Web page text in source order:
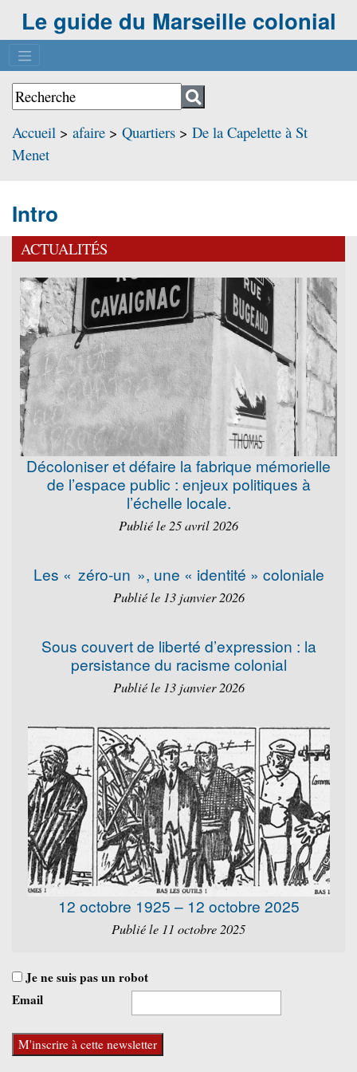
Le guide du Marseille colonial
Accueil > afaire > Quartiers > De la Capelette à St
Menet
Intro
ACTUALITÉS
Décoloniser et défaire la fabrique mémorielle
de l’espace public : enjeux politiques à
l’échelle locale.
Publié le 25 avril 2026
Les « zéro-un », une « identité » coloniale
Publié le 13 janvier 2026
Sous couvert de liberté d’expression : la
persistance du racisme colonial
Publié le 13 janvier 2026
12 octobre 1925 – 12 octobre 2025
Publié le 11 octobre 2025
Je ne suis pas un robot
Email